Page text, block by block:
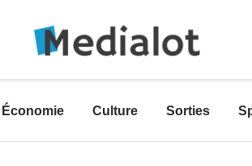
Économie Culture Sorties